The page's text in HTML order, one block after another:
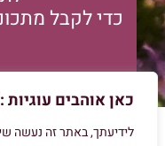
כאן אוהבים עוגיות
כדי לקבל